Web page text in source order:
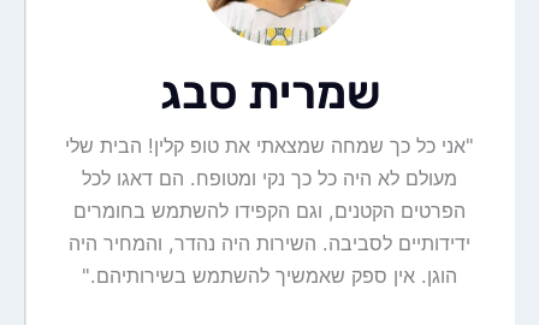
שמרית סבג
"אני כל כך שמחה שמצאתי את טופ קלין! הבית שלי
מעולם לא היה כל כך נקי ומטופח. הם דאגו לכל
הפרטים הקטנים, וגם הקפידו להשתמש בחומרים
ידידותיים לסביבה. השירות היה נהדר, והמחיר היה
הוגן. אין ספק שאמשיך להשתמש בשירותיהם."